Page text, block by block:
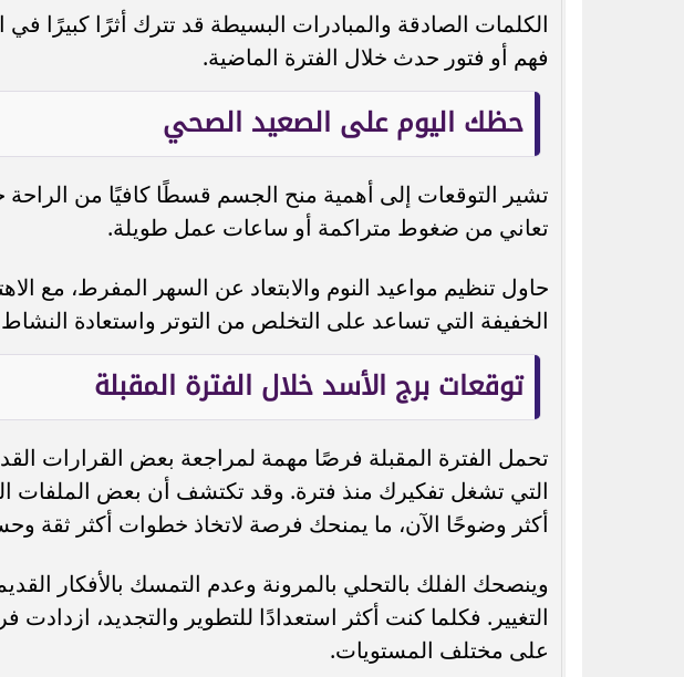
الكلمات الصادقة والمبادرات البسيطة قد تترك أثرًا كبيرًا
فهم أو فتور حدث خلال الفترة الماضية.
حظك اليوم على الصعيد الصحي
تشير التوقعات إلى أهمية منح الجسم قسطًا كافيًا من الراحة
تعاني من ضغوط متراكمة أو ساعات عمل طويلة.
حاول تنظيم مواعيد النوم والابتعاد عن السهر المفرط، مع
الخفيفة التي تساعد على التخلص من التوتر واستعادة
توقعات برج الأسد خلال الفترة المقبلة
تحمل الفترة المقبلة فرصًا مهمة لمراجعة بعض القرارات
التي تشغل تفكيرك منذ فترة. وقد تكتشف أن بعض
أكثر وضوحًا الآن، ما يمنحك فرصة لاتخاذ خطوات أكثر ثقة
وينصحك الفلك بالتحلي بالمرونة وعدم التمسك بالأفكار
التغيير. فكلما كنت أكثر استعدادًا للتطوير والتجديد،
على مختلف المستويات.